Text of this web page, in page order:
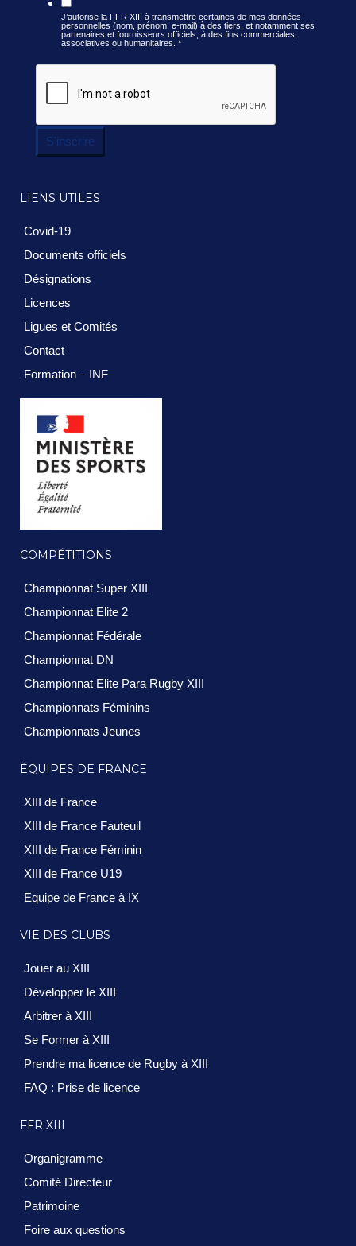
J’autorise la FFR XIII à transmettre certaines de mes données
personnelles (nom, prénom, e-mail) à des tiers, et notamment ses
partenaires et fournisseurs officiels, à des fins commerciales,
associatives ou humanitaires. *
S'inscrire
LIENS UTILES
Covid-19
Documents officiels
Désignations
Licences
Ligues et Comités
Contact
Formation – INF
COMPÉTITIONS
Championnat Super XIII
Championnat Elite 2
Championnat Fédérale
Championnat DN
Championnat Elite Para Rugby XIII
Championnats Féminins
Championnats Jeunes
ÉQUIPES DE FRANCE
XIII de France
XIII de France Fauteuil
XIII de France Féminin
XIII de France U19
Equipe de France à IX
VIE DES CLUBS
Jouer au XIII
Développer le XIII
Arbitrer à XIII
Se Former à XIII
Prendre ma licence de Rugby à XIII
FAQ : Prise de licence
FFR XIII
Organigramme
Comité Directeur
Patrimoine
Foire aux questions